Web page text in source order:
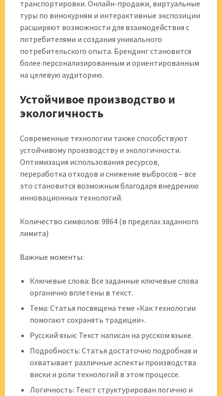
транспортировки. Онлайн-продажи‚ виртуальные
туры по винокурням и интерактивные экспозиции
расширяют возможности для взаимодействия с
потребителями и создания уникального
потребительского опыта. Брендинг становится
более персонализированным и ориентированным
на целевую аудиторию.
Устойчивое производство и
экологичность
Современные технологии также способствуют
устойчивому производству и экологичности.
Оптимизация использования ресурсов‚
переработка отходов и снижение выбросов – все
это становится возможным благодаря внедрению
инновационных технологий.
Количество символов: 9864 (в пределах заданного
лимита)
Важные моменты:
Ключевые слова: Все заданные ключевые слова
органично вплетены в текст.
Тема: Статья посвящена теме «Как технологии
помогают сохранять традиции».
Русский язык: Текст написан на русском языке.
Подробность: Статья достаточно подробная и
охватывает различные аспекты производства
виски и роли технологий в этом процессе.
Логичность: Текст структурирован логично и